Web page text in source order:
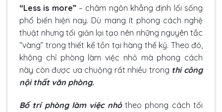
“Less is more”– châm ngôn khẳng định lối sống
phổ biến hiện nay. Dù mang ít phong cách nghệ
thuật nhưng tối giản lại tạo nên những nguyên tắc
“vàng” trong thiết kế tồn tại hàng thế kỷ. Theo đó,
không chỉ phòng làm việc nhỏ mà phong cách
này còn được ưa chuộng rất nhiều trong thi công
nội thất văn phòng.
Bố trí phòng làm việc nhỏtheo phong cách tối